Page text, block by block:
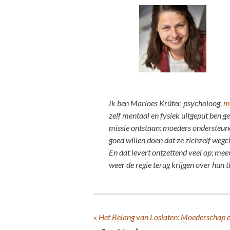
Ik ben Marloes Krüter, psycholoog,
zelf mentaal en fysiek uitgeput ben
missie ontstaan: moeders
goed willen doen dat ze zichzelf
En dat levert ontzettend veel op;
weer de regie terug krijgen over hun
« Het Belang van Loslaten: Moederschap